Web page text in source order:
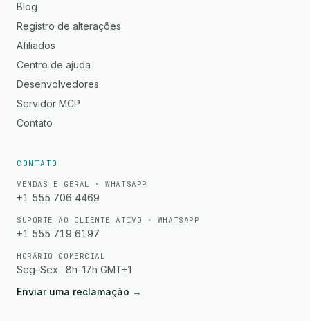
Blog
Registro de alterações
Afiliados
Centro de ajuda
Desenvolvedores
Servidor MCP
Contato
CONTATO
VENDAS E GERAL · WHATSAPP
+1 555 706 4469
SUPORTE AO CLIENTE ATIVO · WHATSAPP
+1 555 719 6197
HORÁRIO COMERCIAL
Seg–Sex · 8h–17h GMT+1
Enviar uma reclamação →